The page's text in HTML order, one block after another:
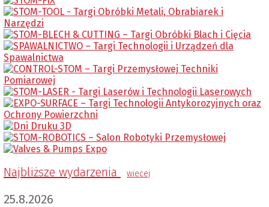
Najbliższe wydarzenia wiecej
25.8.2026